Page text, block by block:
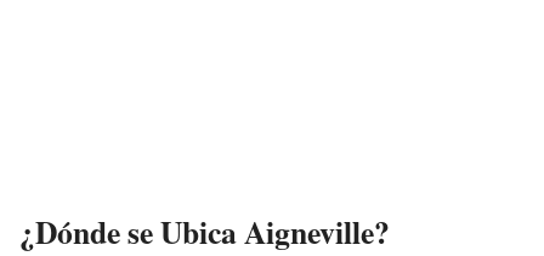
¿Dónde se Ubica Aigneville?